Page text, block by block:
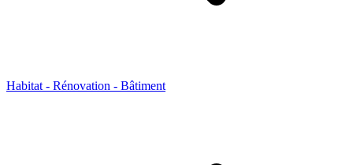
Habitat - Rénovation - Bâtiment